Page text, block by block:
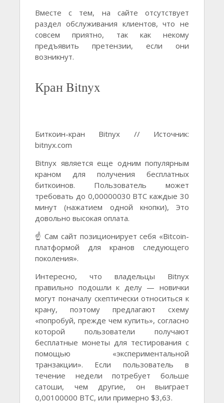
Вместе с тем, на сайте отсутствует
раздел обслуживания клиентов, что не
совсем приятно, так как некому
предъявить претензии, если они
возникнут.
Кран Bitnyx
Биткоин-кран Bitnyx // Источник:
bitnyx.com
Bitnyx является еще одним популярным
краном для получения бесплатных
биткоинов. Пользователь может
требовать до 0,00000030 BTC каждые 30
минут (нажатием одной кнопки), Это
довольно высокая оплата.
☝️ Сам сайт позиционирует себя «Bitcoin-
платформой для кранов следующего
поколения».
Интересно, что владельцы Bitnyx
правильно подошли к делу — новички
могут поначалу скептически относиться к
крану, поэтому предлагают схему
«попробуй, прежде чем купить», согласно
которой пользователи получают
бесплатные монеты для тестирования с
помощью «экспериментальной
транзакции». Если пользователь в
течение недели потребует больше
сатоши, чем другие, он выиграет
0,00100000 BTC, или примерно $3,63.